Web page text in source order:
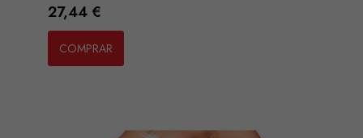
Preço
27,44 €
COMPRAR